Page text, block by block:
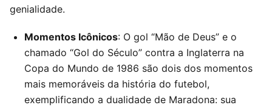
genialidade.
Momentos Icônicos: O gol “Mão de Deus” e o
chamado “Gol do Século” contra a Inglaterra na
Copa do Mundo de 1986 são dois dos momentos
mais memoráveis da história do futebol,
exemplificando a dualidade de Maradona: sua